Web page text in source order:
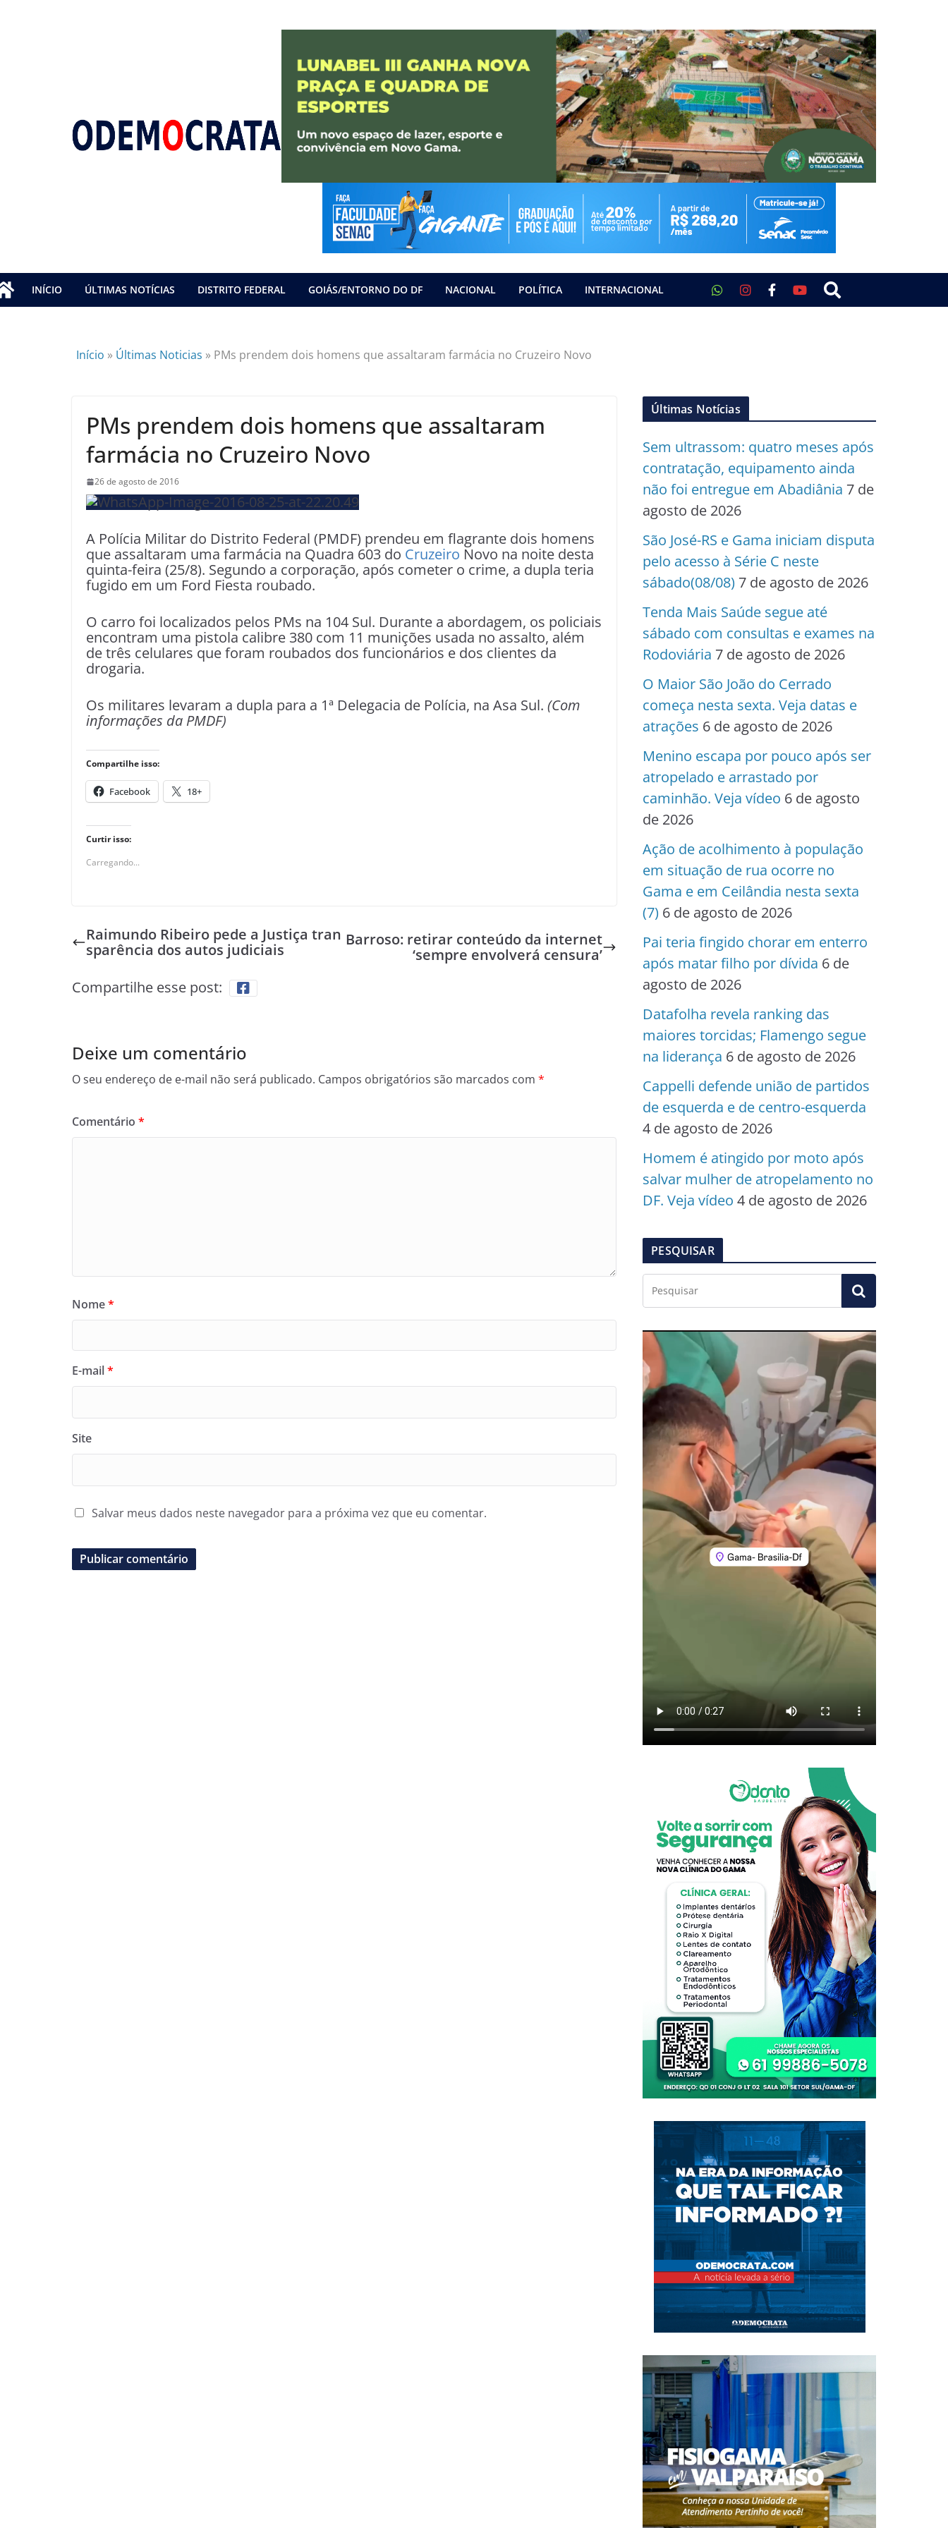
INÍCIO ÚLTIMAS NOTÍCIAS DISTRITO FEDERAL GOIÁS/ENTORNO DO DF NACIONAL POLÍTICA INTERNACIONAL
Início » Últimas Noticias » PMs prendem dois homens que assaltaram farmácia no Cruzeiro Novo
PMs prendem dois homens que assaltaram
farmácia no Cruzeiro Novo
26 de agosto de 2016
A Polícia Militar do Distrito Federal (PMDF) prendeu em flagrante dois homens
que assaltaram uma farmácia na Quadra 603 do Cruzeiro Novo na noite desta
quinta-feira (25/8). Segundo a corporação, após cometer o crime, a dupla teria
fugido em um Ford Fiesta roubado.
O carro foi localizados pelos PMs na 104 Sul. Durante a abordagem, os policiais
encontram uma pistola calibre 380 com 11 munições usada no assalto, além
de três celulares que foram roubados dos funcionários e dos clientes da
drogaria.
Os militares levaram a dupla para a 1ª Delegacia de Polícia, na Asa Sul. (Com
informações da PMDF)
Compartilhe isso:
Facebook 18+
Curtir isso:
Carregando...
Raimundo Ribeiro pede a Justiça tran
sparência dos autos judiciais
Barroso: retirar conteúdo da internet
‘sempre envolverá censura’
Compartilhe esse post:
Deixe um comentário
O seu endereço de e-mail não será publicado. Campos obrigatórios são marcados com *
Comentário *
Nome*
E-mail*
Site
Salvar meus dados neste navegador para a próxima vez que eu comentar.
Últimas Notícias
Sem ultrassom: quatro meses após
contratação, equipamento ainda
não foi entregue em Abadiânia 7 de
agosto de 2026
São José-RS e Gama iniciam disputa
pelo acesso à Série C neste
sábado(08/08) 7 de agosto de 2026
Tenda Mais Saúde segue até
sábado com consultas e exames na
Rodoviária 7 de agosto de 2026
O Maior São João do Cerrado
começa nesta sexta. Veja datas e
atrações 6 de agosto de 2026
Menino escapa por pouco após ser
atropelado e arrastado por
caminhão. Veja vídeo 6 de agosto
de 2026
Ação de acolhimento à população
em situação de rua ocorre no
Gama e em Ceilândia nesta sexta
(7) 6 de agosto de 2026
Pai teria fingido chorar em enterro
após matar filho por dívida 6 de
agosto de 2026
Datafolha revela ranking das
maiores torcidas; Flamengo segue
na liderança 6 de agosto de 2026
Cappelli defende união de partidos
de esquerda e de centro-esquerda
4 de agosto de 2026
Homem é atingido por moto após
salvar mulher de atropelamento no
DF. Veja vídeo 4 de agosto de 2026
PESQUISAR